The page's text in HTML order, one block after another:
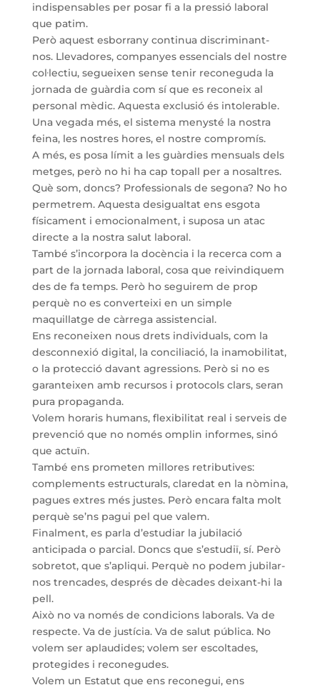
indispensables per posar fi a la pressió laboral
que patim.
Però aquest esborrany continua discriminant-
nos. Llevadores, companyes essencials del nostre
col·lectiu, segueixen sense tenir reconeguda la
jornada de guàrdia com sí que es reconeix al
personal mèdic. Aquesta exclusió és intolerable.
Una vegada més, el sistema menysté la nostra
feina, les nostres hores, el nostre compromís.
A més, es posa límit a les guàrdies mensuals dels
metges, però no hi ha cap topall per a nosaltres.
Què som, doncs? Professionals de segona? No ho
permetrem. Aquesta desigualtat ens esgota
físicament i emocionalment, i suposa un atac
directe a la nostra salut laboral.
També s’incorpora la docència i la recerca com a
part de la jornada laboral, cosa que reivindiquem
des de fa temps. Però ho seguirem de prop
perquè no es converteixi en un simple
maquillatge de càrrega assistencial.
Ens reconeixen nous drets individuals, com la
desconnexió digital, la conciliació, la inamobilitat,
o la protecció davant agressions. Però si no es
garanteixen amb recursos i protocols clars, seran
pura propaganda.
Volem horaris humans, flexibilitat real i serveis de
prevenció que no només omplin informes, sinó
que actuïn.
També ens prometen millores retributives:
complements estructurals, claredat en la nòmina,
pagues extres més justes. Però encara falta molt
perquè se’ns pagui pel que valem.
Finalment, es parla d’estudiar la jubilació
anticipada o parcial. Doncs que s’estudiï, sí. Però
sobretot, que s’apliqui. Perquè no podem jubilar-
nos trencades, després de dècades deixant-hi la
pell.
Això no va només de condicions laborals. Va de
respecte. Va de justícia. Va de salut pública. No
volem ser aplaudides; volem ser escoltades,
protegides i reconegudes.
Volem un Estatut que ens reconegui, ens